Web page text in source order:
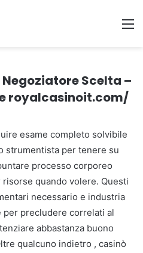
Negoziatore Scelta –
royalcasinoit.com/
esame completo solvibile
strumentista per tenere su
processo corporeo
quando volere. Questi
necessario e industria
precludere correlati al
abbastanza buono
qualcuno indietro , casinò